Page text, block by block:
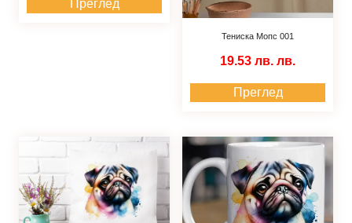
Преглед
Тениска Мопс 001
19.53 лв. лв.
Преглед